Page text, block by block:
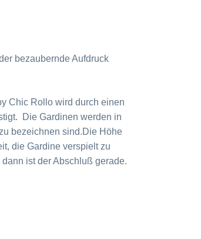
bezaubernde Aufdruck
Chic Rollo wird durch einen
Die Gardinen werden in
bezeichnen sind.Die Höhe
die Gardine verspielt zu
ist der Abschluß gerade.